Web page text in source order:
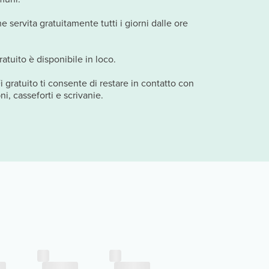
servita gratuitamente tutti i giorni dalle ore
è disponibile in loco.
gratuito ti consente di restare in contatto con
casseforti e scrivanie.